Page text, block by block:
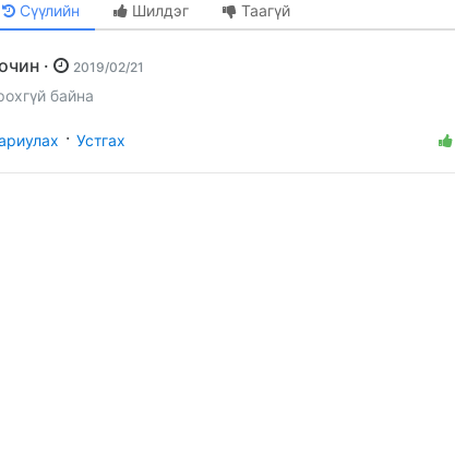
Сүүлийн Шилдэг Таагүй
Зочин · 2019/02/21
байна
· Устгах